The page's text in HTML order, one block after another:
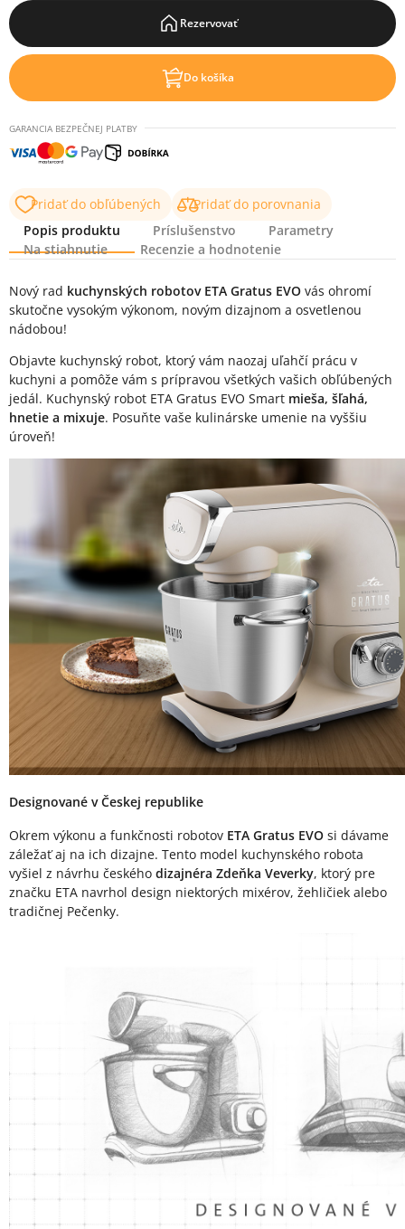
Rezervovať
Do košíka
GARANCIA BEZPEČNEJ PLATBY
Pridať do obľúbených
Pridať do porovnania
Popis produktu
Príslušenstvo
Parametry
Na stiahnutie
Recenzie a hodnotenie
Popis produktu
Nový rad kuchynských robotov ETA Gratus EVO vás ohromí
skutočne vysokým výkonom, novým dizajnom a osvetlenou
nádobou!
Objavte kuchynský robot, ktorý vám naozaj uľahčí prácu v
kuchyni a pomôže vám s prípravou všetkých vašich obľúbených
jedál. Kuchynský robot ETA Gratus EVO Smart mieša, šľahá,
hnetie a mixuje. Posuňte vaše kulinárske umenie na vyššiu
úroveň!
Designované v Českej republike
Okrem výkonu a funkčnosti robotov ETA Gratus EVO si dávame
záležať aj na ich dizajne. Tento model kuchynského robota
vyšiel z návrhu českého dizajnéra Zdeňka Veverky, ktorý pre
značku ETA navrhol design niektorých mixérov, žehličiek alebo
tradičnej Pečenky.